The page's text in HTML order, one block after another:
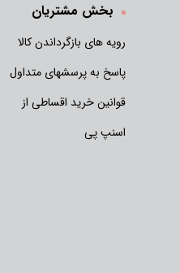
بخش مشتریان
رویه های بازگرداندن کالا
پاسخ به پرسشهای متداول
قوانین خرید اقساطی از
اسنپ پی